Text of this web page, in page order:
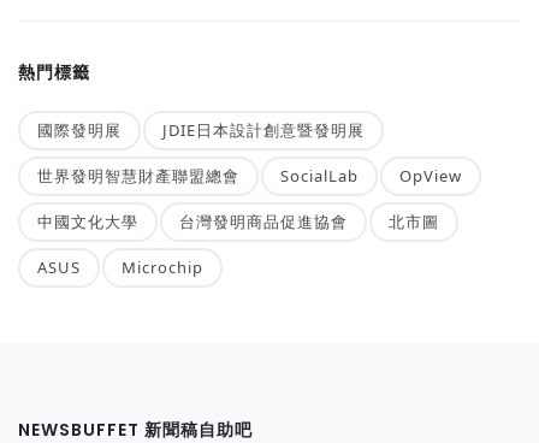
熱門標籤
國際發明展 JDIE日本設計創意暨發明展
世界發明智慧財產聯盟總會 SocialLab OpView
中國文化大學 台灣發明商品促進協會 北市圖
ASUS Microchip
NEWSBUFFET 新聞稿自助吧